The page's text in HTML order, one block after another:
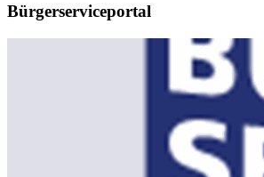
Bürgerserviceportal